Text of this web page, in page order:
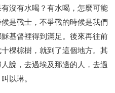
沒有水喝？有水喝，怎麼可能
是戰士，不爭戰的時候是我們
基督裡得到滿足。後來再往前
棵棕樹，就到了這個地方。其
說，去過埃及那邊的人，去過
以琳。